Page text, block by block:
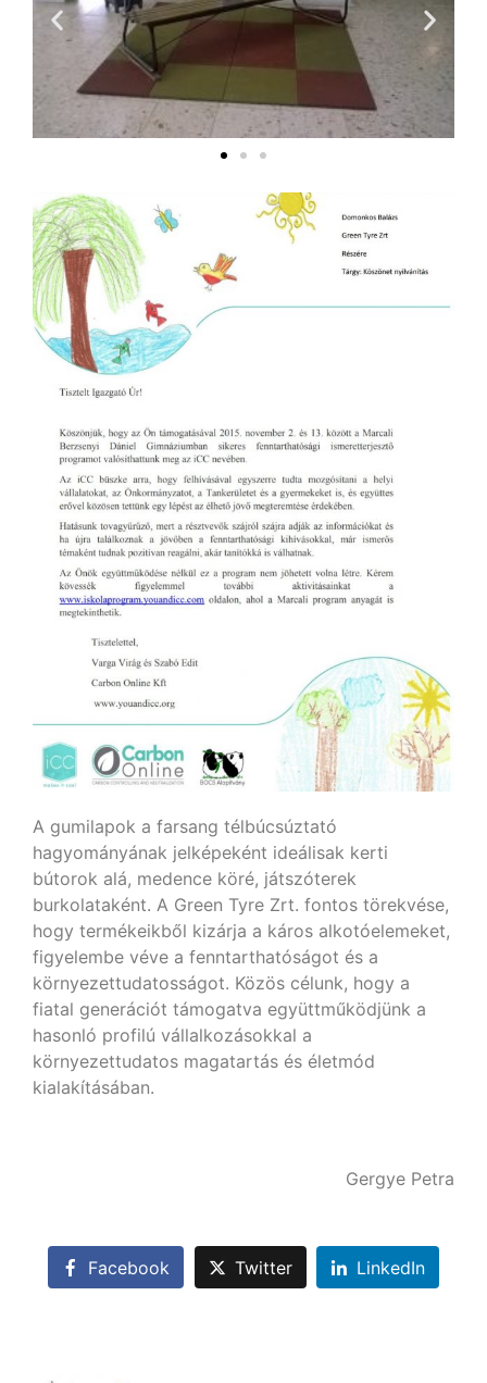
A gumilapok a farsang télbúcsúztató
hagyományának jelképeként ideálisak kerti
bútorok alá, medence köré, játszóterek
burkolataként. A Green Tyre Zrt. fontos törekvése,
hogy termékeikből kizárja a káros alkotóelemeket,
figyelembe véve a fenntarthatóságot és a
környezettudatosságot. Közös célunk, hogy a
fiatal generációt támogatva együttműködjünk a
hasonló profilú vállalkozásokkal a
környezettudatos magatartás és életmód
kialakításában.
Gergye Petra
Facebook Twitter LinkedIn